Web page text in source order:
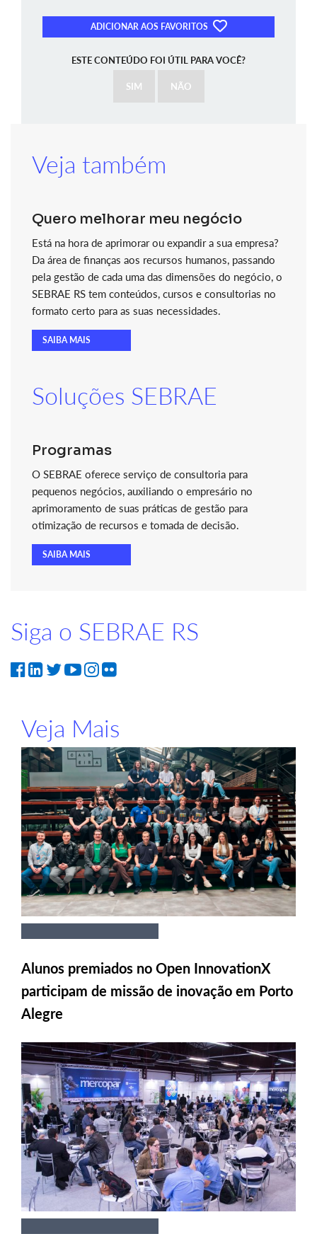
ADICIONAR AOS FAVORITOS
ESTE CONTEÚDO FOI ÚTIL PARA VOCÊ?
SIM NÃO
Veja também
Quero melhorar meu negócio
Está na hora de aprimorar ou expandir a sua empresa?
Da área de finanças aos recursos humanos, passando
pela gestão de cada uma das dimensões do negócio, o
SEBRAE RS tem conteúdos, cursos e consultorias no
formato certo para as suas necessidades.
SAIBA MAIS
Soluções SEBRAE
Programas
O SEBRAE oferece serviço de consultoria para
pequenos negócios, auxiliando o empresário no
aprimoramento de suas práticas de gestão para
otimização de recursos e tomada de decisão.
SAIBA MAIS
Siga o SEBRAE RS
Veja Mais
Alunos premiados no Open InnovationX
participam de missão de inovação em Porto
Alegre